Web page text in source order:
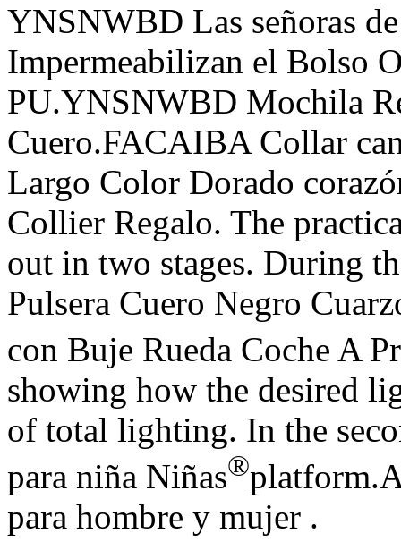
YNSNWBD Las señoras
Impermeabilizan el Bolso
PU.YNSNWBD Mochila
Cuero.FACAIBA Collar
Largo Color Dorado
Collier Regalo. The
out in two stages. During
Pulsera Cuero Negro
con Buje Rueda Coche A
showing how the desired
of total lighting. In the
para niña Niñas®
para hombre y mujer .